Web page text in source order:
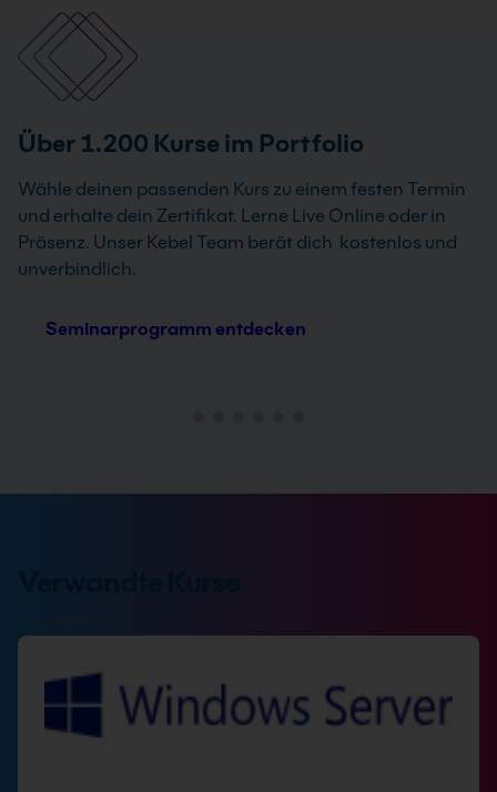
Über 1.200 Kurse im Portfolio
Wähle deinen passenden Kurs zu einem festen Termin
und erhalte dein Zertifikat. Lerne Live Online oder in
Präsenz. Unser Kebel Team berät dich kostenlos und
unverbindlich.
Seminarprogramm entdecken